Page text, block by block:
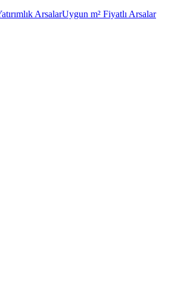
ArsalarUygun m² Fiyatlı Arsalar